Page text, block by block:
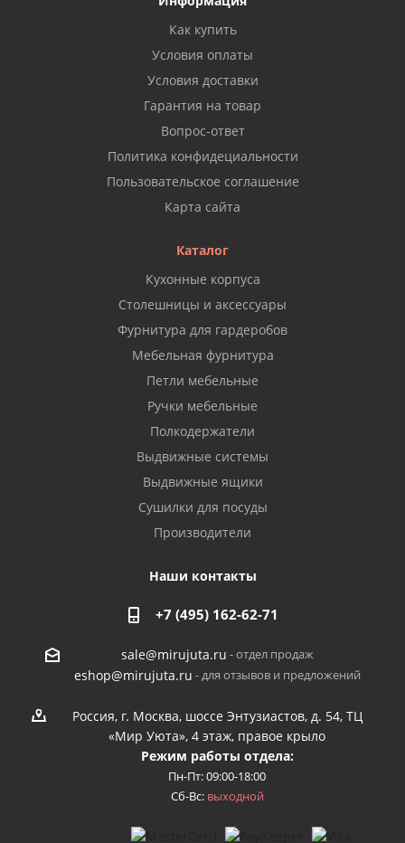
Как купить
Условия оплаты
Условия доставки
Гарантия на товар
Вопрос-ответ
Политика конфидециальности
Пользовательское соглашение
Карта сайта
Каталог
Кухонные корпуса
Столешницы и аксессуары
Фурнитура для гардеробов
Мебельная фурнитура
Петли мебельные
Ручки мебельные
Полкодержатели
Выдвижные системы
Выдвижные ящики
Сушилки для посуды
Производители
Наши контакты
+7 (495) 162-62-71
sale@mirujuta.ru - отдел продаж
eshop@mirujuta.ru - для отзывов и предложений
Россия, г. Москва, шоссе Энтузиастов, д. 54, ТЦ
«Мир Уюта», 4 этаж, правое крыло
Режим работы отдела:
Пн-Пт: 09:00-18:00
Сб-Вс: выходной